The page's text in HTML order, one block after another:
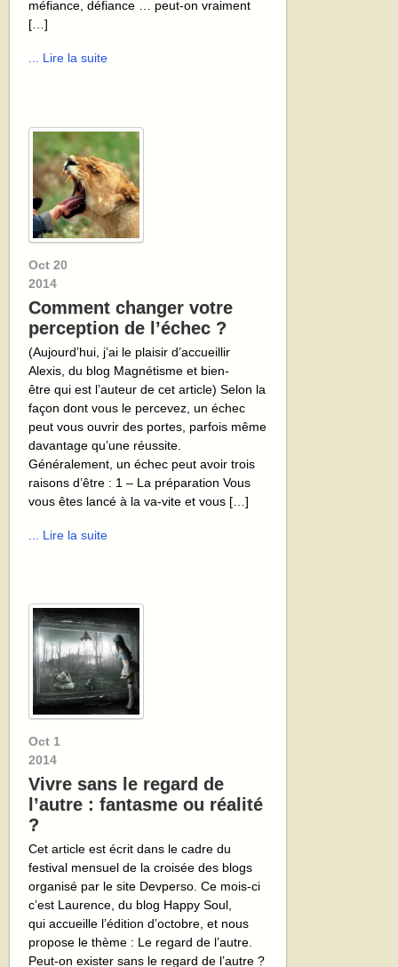
méfiance, défiance … peut-on vraiment
[…]
... Lire la suite
Oct 20
2014
Comment changer votre
perception de l’échec ?
(Aujourd’hui, j’ai le plaisir d’accueillir
Alexis, du blog Magnétisme et bien-
être qui est l’auteur de cet article) Selon la
façon dont vous le percevez, un échec
peut vous ouvrir des portes, parfois même
davantage qu’une réussite.
Généralement, un échec peut avoir trois
raisons d’être : 1 – La préparation Vous
vous êtes lancé à la va-vite et vous […]
... Lire la suite
Oct 1
2014
Vivre sans le regard de
l’autre : fantasme ou réalité
?
Cet article est écrit dans le cadre du
festival mensuel de la croisée des blogs
organisé par le site Devperso. Ce mois-ci
c’est Laurence, du blog Happy Soul,
qui accueille l’édition d’octobre, et nous
propose le thème : Le regard de l’autre.
Peut-on exister sans le regard de l’autre ?